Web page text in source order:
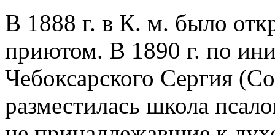
В 1888 г. в К. м. было
приютом. В 1890 г. по
Чебоксарского Сергия
разместилась школа